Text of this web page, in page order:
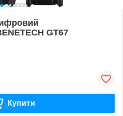
GT67
Купити